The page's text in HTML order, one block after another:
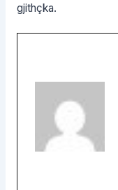
gjithçka.